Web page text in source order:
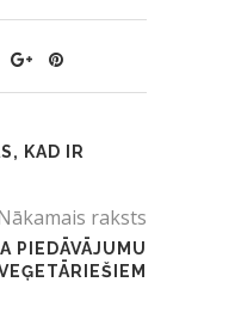
KAD IR
raksts
PIEDĀVĀJUMU